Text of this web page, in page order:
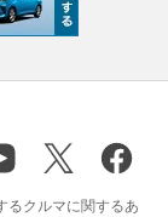
るクルマに関するあ